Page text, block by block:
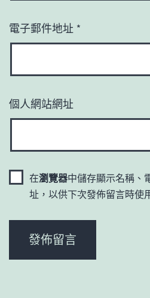
電子郵件地址 *
個人網站網址
在瀏覽器中儲存顯示名稱、
址，以供下次發佈留言時使